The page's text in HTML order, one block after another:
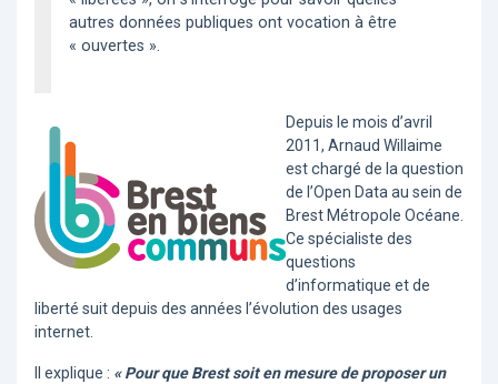
autres données publiques ont vocation à être
« ouvertes ».
Depuis le mois d’avril
2011, Arnaud Willaime
est chargé de la question
de l’Open Data au sein de
Brest Métropole Océane.
Ce spécialiste des
questions
d’informatique et de
liberté suit depuis des années l’évolution des usages
internet.
Il explique : « Pour que Brest soit en mesure de proposer un